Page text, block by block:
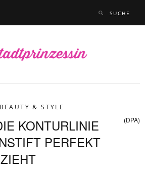
BEAUTY & STYLE
KONTURLINIE
PERFEKT
ZIEHT
(DPA)